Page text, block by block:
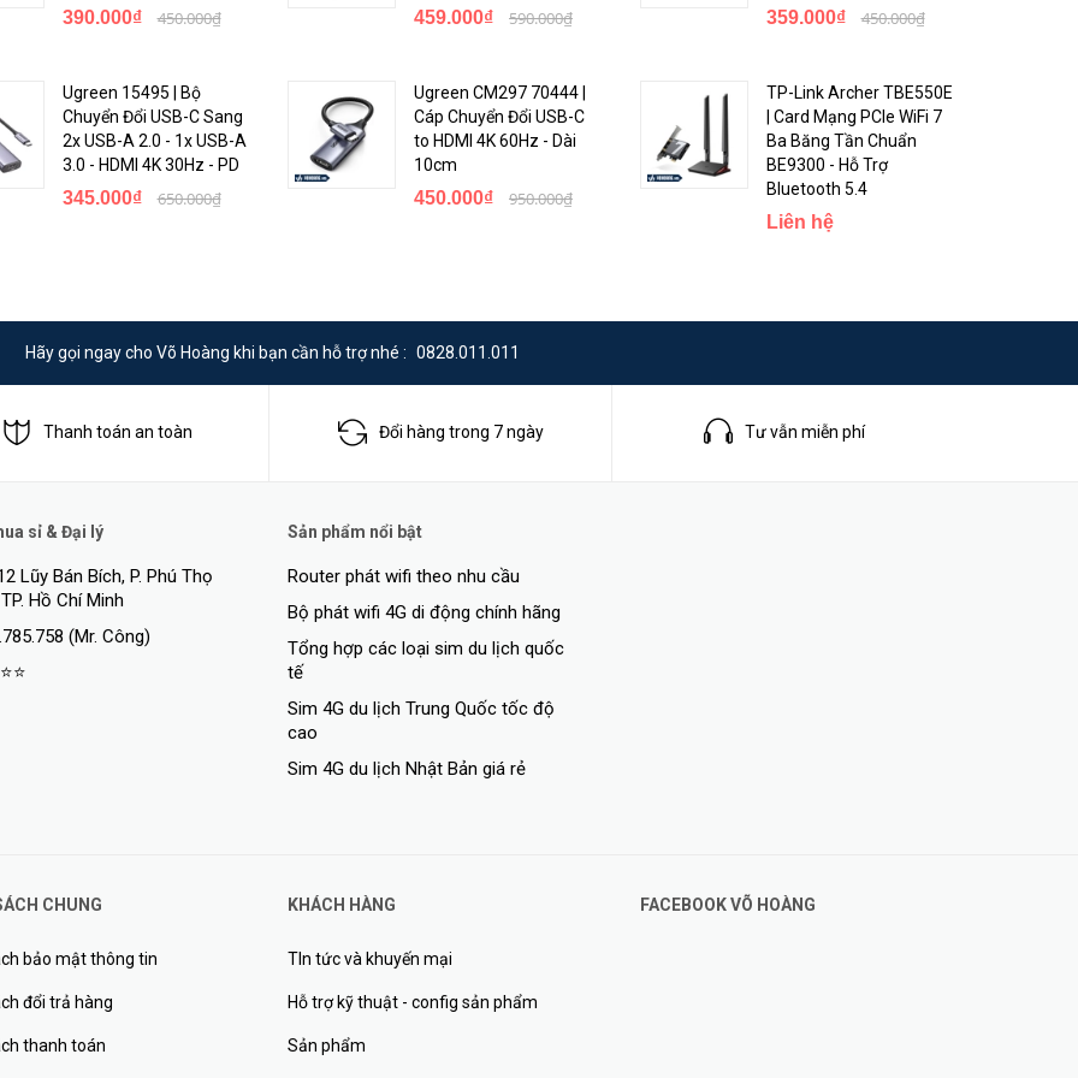
thanh số như cổng quang hay đồng trục, số kênh có thể tương đương, nhưng
390.000₫ 450.000₫ 459.000₫ 590.000₫ 359.000₫ 450.000₫
Ugreen 15495 | Bộ
Chuyển Đổi USB-C Sang
2x USB-A 2.0 - 1x USB-A
3.0 - HDMI 4K 30Hz - PD
345.000₫ 650.000₫
Ugreen CM297 70444 |
Cáp Chuyển Đổi USB-C
to HDMI 4K 60Hz - Dài
10cm
450.000₫ 950.000₫
TP-Link Archer TBE550E
| Card Mạng PCIe WiFi 7
Ba Băng Tần Chuẩn
BE9300 - Hỗ Trợ
Bluetooth 5.4
Liên hệ
Hãy gọi ngay cho Võ Hoàng khi bạn cần hỗ trợ nhé : 0828.011.011
Thanh toán an toàn Đổi hàng trong 7 ngày Tư vẫn miễn phí
sỉ & Đại lý
Lũy Bán Bích, P. Phú Thọ
Hồ Chí Minh
(Mr. Công)
Sản phẩm nổi bật
Router phát wifi theo nhu cầu
Bộ phát wifi 4G di động chính hãng
Tổng hợp các loại sim du lịch quốc
tế
Sim 4G du lịch Trung Quốc tốc độ
cao
Sim 4G du lịch Nhật Bản giá rẻ
CHUNG
bảo mật thông tin
đổi trả hàng
thanh toán
KHÁCH HÀNG
TIn tức và khuyến mại
Hỗ trợ kỹ thuật - config sản phẩm
Sản phẩm
FACEBOOK VÕ HOÀNG